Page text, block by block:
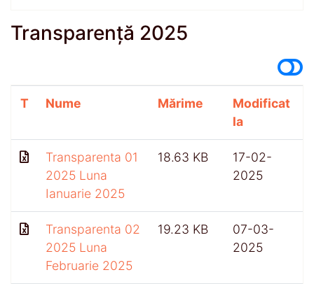
Transparență 2025
T Nume Mărime
Modificat
la
Transparenta 01
2025 Luna
Ianuarie 2025
18.63 KB
17-02-
2025
Transparenta 02
2025 Luna
Februarie 2025
19.23 KB
07-03-
2025